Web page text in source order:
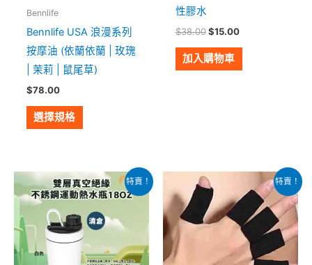
Bennlife
Bennlife USA 浪漫系列
按摩油 (依蘭依蘭 | 玫瑰
| 茉莉 | 鼠尾草)
$78.00
選擇規格
品
頁
面
性膠水
$38.00 $15.00
加入購物車
特賣！
原
始
價
格：
$199.00。
目
前
價
格：
$178.00。
此
產
品
有
多
特賣！
原
始
價
格：
$79.00。
前
價
格：
$20.00。